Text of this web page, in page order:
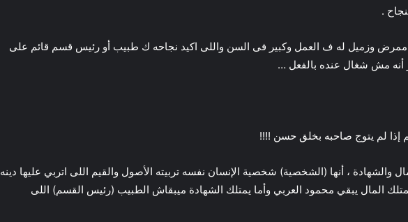
.
ممرض وزميل له ف العمل وكبير فى السن واللى اكيد نجاحه ك طبيب أو رئيس قسم قائم على
أنه مش شغال عنده بالفعل …
إذا لم يتوج صاحبه بخلق حسن !!!!
والشهادة ، أنها (الشخصية) شخصية الإنسان نفسه تربيته الأصول والقيم اللى اتربي عليها دينه
يمتلك المال يبقي محمود العربي وأما يمتلك الشهادة ميبقاش الطبيب (رئيس القسم) اللى